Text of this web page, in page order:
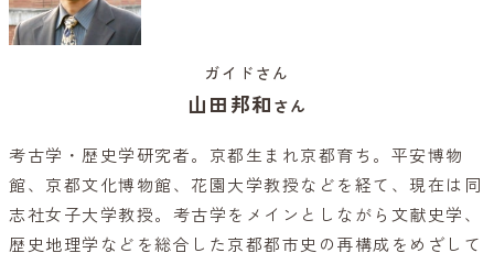
ガイドさん
山田邦和 さん
考古学・歴史学研究者。京都生まれ京都育ち。平安博物
館、京都文化博物館、花園大学教授などを経て、現在は同
志社女子大学教授。考古学をメインとしながら文献史学、
歴史地理学などを総合した京都都市史の再構成をめざして